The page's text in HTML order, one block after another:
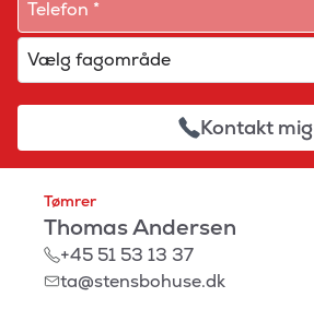
Kontakt mig
Tømrer
Thomas Andersen
+45 51 53 13 37
ta@stensbohuse.dk